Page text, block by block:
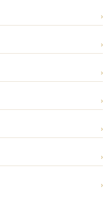
›
›
›
›
›
›
›